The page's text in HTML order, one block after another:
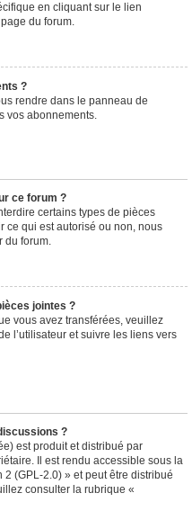
en cliquant sur le lien
du forum.
?
rendre dans le panneau de
vos abonnements.
ce forum ?
certains types de pièces
ce qui est autorisé ou non, nous
du forum.
jointes ?
vous avez transférées, veuillez
l’utilisateur et suivre les liens vers
?
est produit et distribué par
Il est rendu accessible sous la
(GPL-2.0) » et peut être distribué
consulter la rubrique «